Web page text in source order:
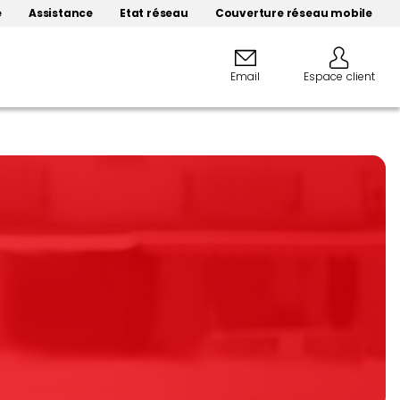
Assistance Etat réseau Couverture réseau mobile
Email Espace client